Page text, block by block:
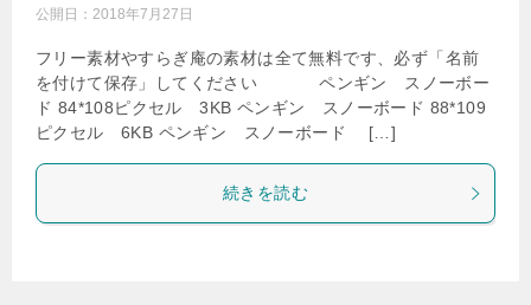
公開日： 2018年7月27日
フリー素材やすらぎ庵の素材は全て無料です、必ず「名前
を付けて保存」してください ペンギン スノーボー
ド 84*108ピクセル 3KB ペンギン スノーボード 88*109
ピクセル 6KB ペンギン スノーボード […]
続きを読む